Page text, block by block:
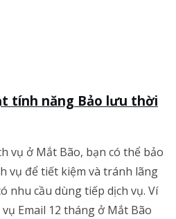
tính năng Bảo lưu thời
vụ ở Mắt Bão, bạn có thể bảo
vụ để tiết kiệm và tránh lãng
nhu cầu dùng tiếp dịch vụ. Ví
Email 12 tháng ở Mắt Bão